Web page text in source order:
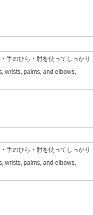
手のひら・肘を使ってしっかり
wrists, palms, and elbows,
手のひら・肘を使ってしっかり
wrists, palms, and elbows,